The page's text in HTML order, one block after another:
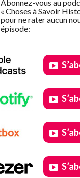
Abonnez-vous au
« Choses à Savoir
pour ne rater aucun
épisode: